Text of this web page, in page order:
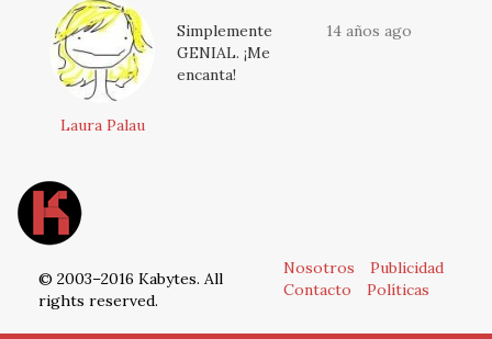
Laura Palau
14 años ago
Simplemente
GENIAL. ¡Me
encanta!
© 2003–2016 Kabytes. All
rights reserved.
Nosotros
Publicidad
Contacto
Políticas